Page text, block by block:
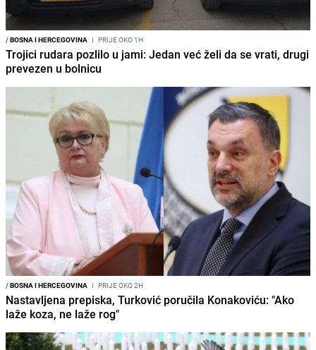
/BOSNA I HERCEGOVINA I PRIJE OKO 1H
Trojici rudara pozlilo u jami: Jedan već želi da se vrati, drugi
prevezen u bolnicu
/BOSNA I HERCEGOVINA I PRIJE OKO 2H
Nastavljena prepiska, Turković poručila Konakoviću: "Ako
laže koza, ne laže rog"